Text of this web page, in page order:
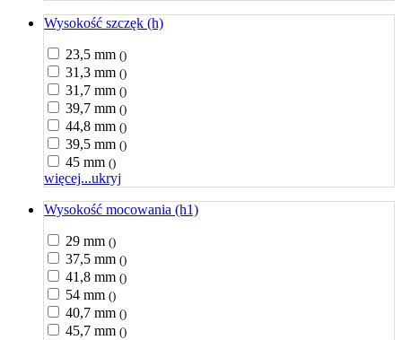
Wysokość szczęk (h)
23,5 mm ()
31,3 mm ()
31,7 mm ()
39,7 mm ()
44,8 mm ()
39,5 mm ()
45 mm ()
więcej...ukryj
Wysokość mocowania (h1)
29 mm ()
37,5 mm ()
41,8 mm ()
54 mm ()
40,7 mm ()
45,7 mm ()